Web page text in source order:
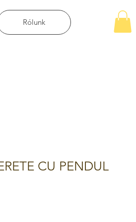
Rólunk
CU PENDUL